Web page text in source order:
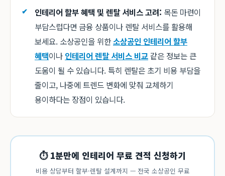
인테리어 할부 혜택 및 렌탈 서비스 고려: 목돈 마련이
부담스럽다면 금융 상품이나 렌탈 서비스를 활용해
보세요. 소상공인을 위한소상공인 인테리어 할부
혜택이나 인테리어 렌탈 서비스 비교같은 정보는 큰
도움이 될 수 있습니다. 특히 렌탈은 초기 비용 부담을
줄이고, 나중에 트렌드 변화에 맞춰 교체하기
용이하다는 장점이 있습니다.
⏱ 1분만에 인테리어 무료 견적 신청하기
비용 상담부터 할부·렌탈 설계까지 — 전국 소상공인 무료